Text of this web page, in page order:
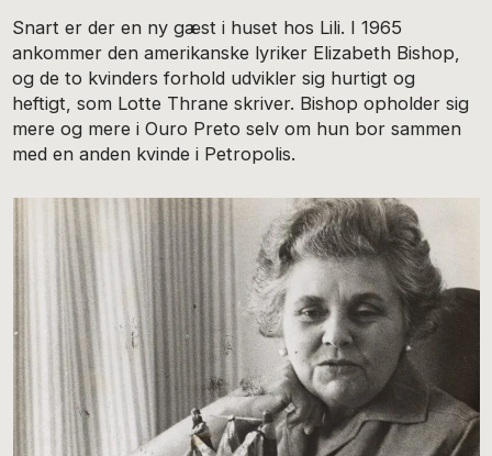
Snart er der en ny gæst i huset hos Lili. I 1965
ankommer den amerikanske lyriker Elizabeth Bishop,
og de to kvinders forhold udvikler sig hurtigt og
heftigt, som Lotte Thrane skriver. Bishop opholder sig
mere og mere i Ouro Preto selv om hun bor sammen
med en anden kvinde i Petropolis.